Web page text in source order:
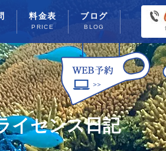
料金表
PRICE
ブログ
BLOG
イセンス日記